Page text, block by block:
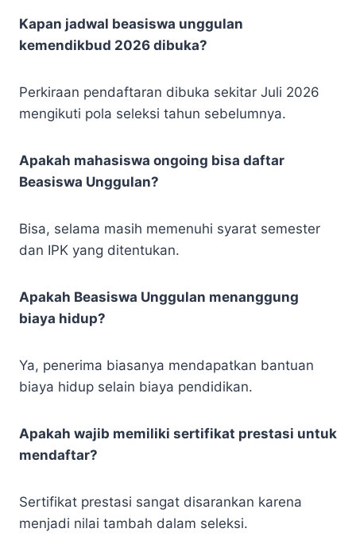
Kapan jadwal beasiswa unggulan
kemendikbud 2026 dibuka?
Perkiraan pendaftaran dibuka sekitar Juli 2026
mengikuti pola seleksi tahun sebelumnya.
Apakah mahasiswa ongoing bisa daftar
Beasiswa Unggulan?
Bisa, selama masih memenuhi syarat semester
dan IPK yang ditentukan.
Apakah Beasiswa Unggulan menanggung
biaya hidup?
Ya, penerima biasanya mendapatkan bantuan
biaya hidup selain biaya pendidikan.
Apakah wajib memiliki sertifikat prestasi untuk
mendaftar?
Sertifikat prestasi sangat disarankan karena
menjadi nilai tambah dalam seleksi.